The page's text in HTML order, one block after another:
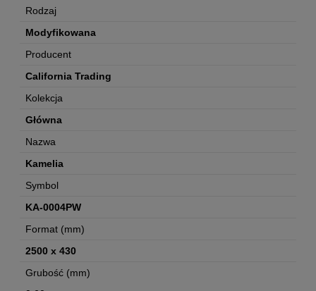
Rodzaj
Modyfikowana
Producent
California Trading
Kolekcja
Główna
Nazwa
Kamelia
Symbol
KA-0004PW
Format (mm)
2500 x 430
Grubość (mm)